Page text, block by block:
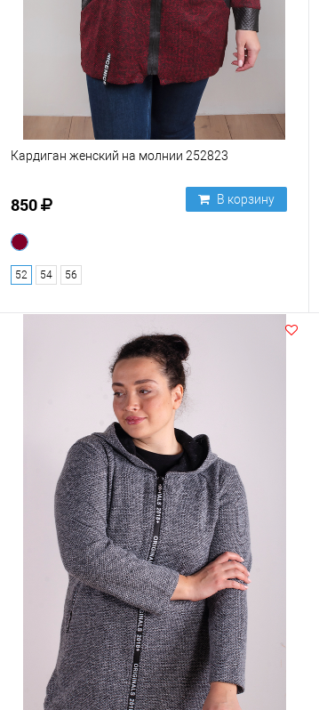
Кардиган женский на молнии 252823
850 В корзину
52 54 56